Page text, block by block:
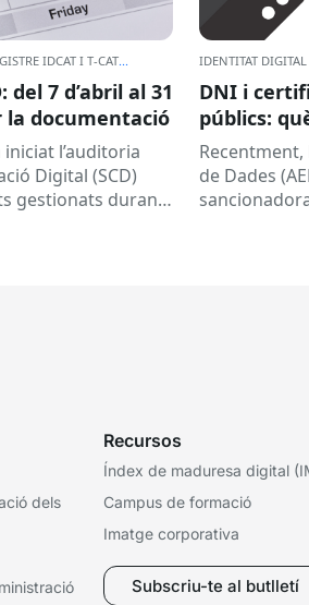
IDCAT I T-CAT
del 7 d’abril al 31
documentació
iniciat l’auditoria
Digital (SCD)
gestionats durant
IDENTITAT DIGITAL
DNI i
públics:
a les
Recentment,
de Dades
dels
Recursos
Índex de maduresa digital
Campus de formació
Imatge corporativa
Subscriu-te al butlletí